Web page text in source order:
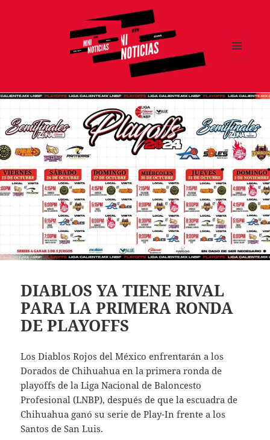
DIABLOS YA TIENE RIVAL
PARA LA PRIMERA RONDA
DE PLAYOFFS
Los Diablos Rojos del México enfrentarán a los
Dorados de Chihuahua en la primera ronda de
playoffs de la Liga Nacional de Baloncesto
Profesional (LNBP), después de que la escuadra de
Chihuahua ganó su serie de Play-In frente a los
Santos de San Luis.